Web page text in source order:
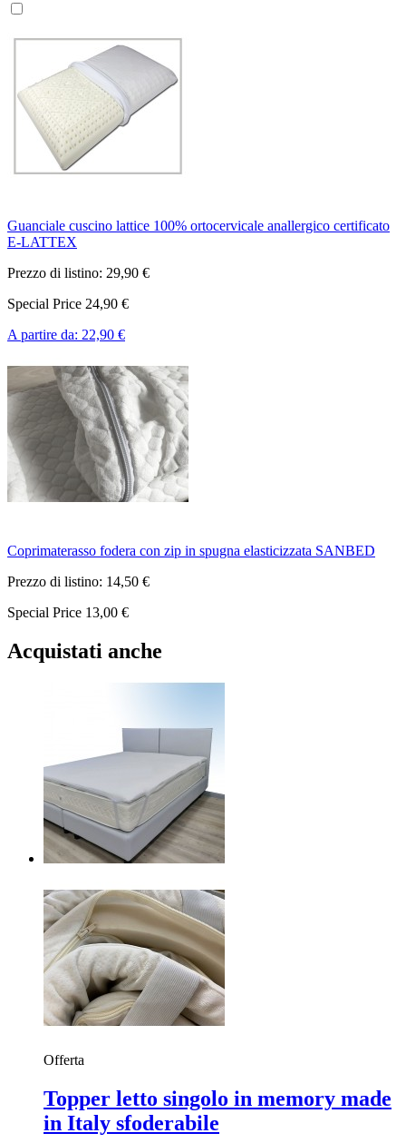
Guanciale cuscino lattice 100% ortocervicale anallergico certificato
E-LATTEX
Prezzo di listino: 29,90 €
Special Price 24,90 €
A partire da: 22,90 €
Coprimaterasso fodera con zip in spugna elasticizzata SANBED
Prezzo di listino: 14,50 €
Special Price 13,00 €
Acquistati anche
Offerta
Topper letto singolo in memory made
in Italy sfoderabile